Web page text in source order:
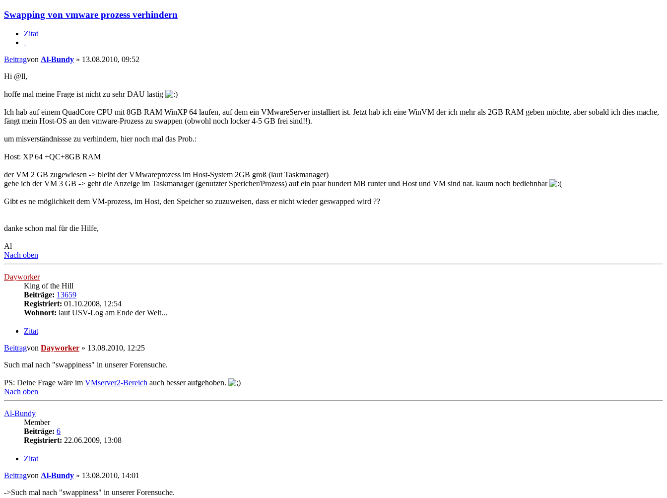
Swapping von vmware prozess verhindern
Zitat
Beitragvon Al-Bundy » 13.08.2010, 09:52
Hi @ll,
hoffe mal meine Frage ist nicht zu sehr DAU lastig
Ich hab auf einem QuadCore CPU mit 8GB RAM WinXP 64 laufen, auf dem ein VMwareServer installiert ist. Jetzt hab ich eine WinVM der ich mehr als 2GB RAM geben möchte, aber sobald ich dies mache,
fängt mein Host-OS an den vmware-Prozess zu swappen (obwohl noch locker 4-5 GB frei sind!!).
um misverständnissse zu verhindern, hier noch mal das Prob.:
Host: XP 64 +QC+8GB RAM
der VM 2 GB zugewiesen -> bleibt der VMwareprozess im Host-System 2GB groß (laut Taskmanager)
gebe ich der VM 3 GB -> geht die Anzeige im Taskmanager (genutzter Spericher/Prozess) auf ein paar hundert MB runter und Host und VM sind nat. kaum noch bediehnbar
Gibt es ne möglichkeit dem VM-prozess, im Host, den Speicher so zuzuweisen, dass er nicht wieder geswapped wird ??
danke schon mal für die Hilfe,
Al
Nach oben
Dayworker
King of the Hill
Beiträge: 13659
Registriert: 01.10.2008, 12:54
Wohnort: laut USV-Log am Ende der Welt...
Zitat
Beitragvon Dayworker » 13.08.2010, 12:25
Such mal nach "swappiness" in unserer Forensuche.
PS: Deine Frage wäre im VMserver2-Bereich auch besser aufgehoben.
Nach oben
Al-Bundy
Member
Beiträge: 6
Registriert: 22.06.2009, 13:08
Zitat
Beitragvon Al-Bundy » 13.08.2010, 14:01
->Such mal nach "swappiness" in unserer Forensuche.